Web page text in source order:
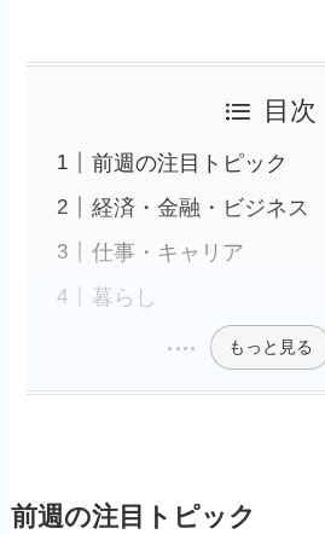
目次
前週の注目トピック
経済・金融・ビジネス
仕事・キャリア
暮らし
もっと見る
前週の注目トピック